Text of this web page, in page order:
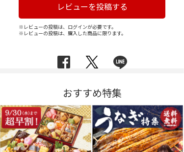
レビューを投稿する
※レビューの投稿は、ログインが必要です。
※レビューの投稿は、購入した商品に限ります。
おすすめ特集